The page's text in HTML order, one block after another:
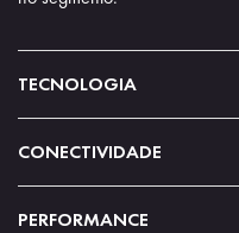
TECNOLOGIA
CONECTIVIDADE
PERFORMANCE